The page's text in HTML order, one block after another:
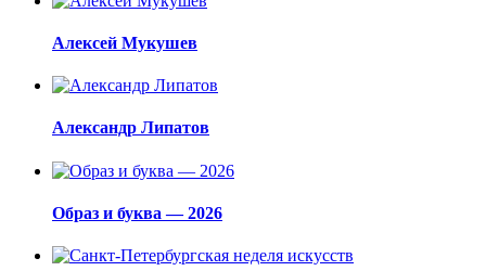
Алексей Мукушев
Александр Липатов
Образ и буква — 2026